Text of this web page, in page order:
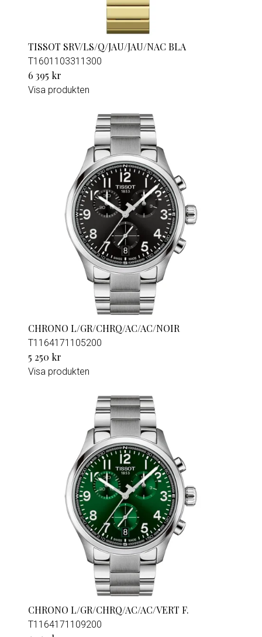
TISSOT SRV/LS/Q/JAU/JAU/NAC BLA
T1601103311300
6 395 kr
Visa produkten
CHRONO L/GR/CHRQ/AC/AC/NOIR
T1164171105200
5 250 kr
Visa produkten
CHRONO L/GR/CHRQ/AC/AC/VERT F.
T1164171109200